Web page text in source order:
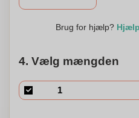
Brug for hjælp?
4. Vælg mængden